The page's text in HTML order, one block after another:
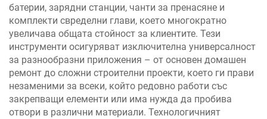
батерии, зарядни станции, чанти за пренасяне и
комплекти свределни глави, което многократно
увеличава общата стойност за клиентите. Тези
инструменти осигуряват изключителна универсалност
за разнообразни приложения – от основен домашен
ремонт до сложни строителни проекти, което ги прави
незаменими за всеки, който редовно работи със
закрепващи елементи или има нужда да пробива
отвори в различни материали. Технологичният